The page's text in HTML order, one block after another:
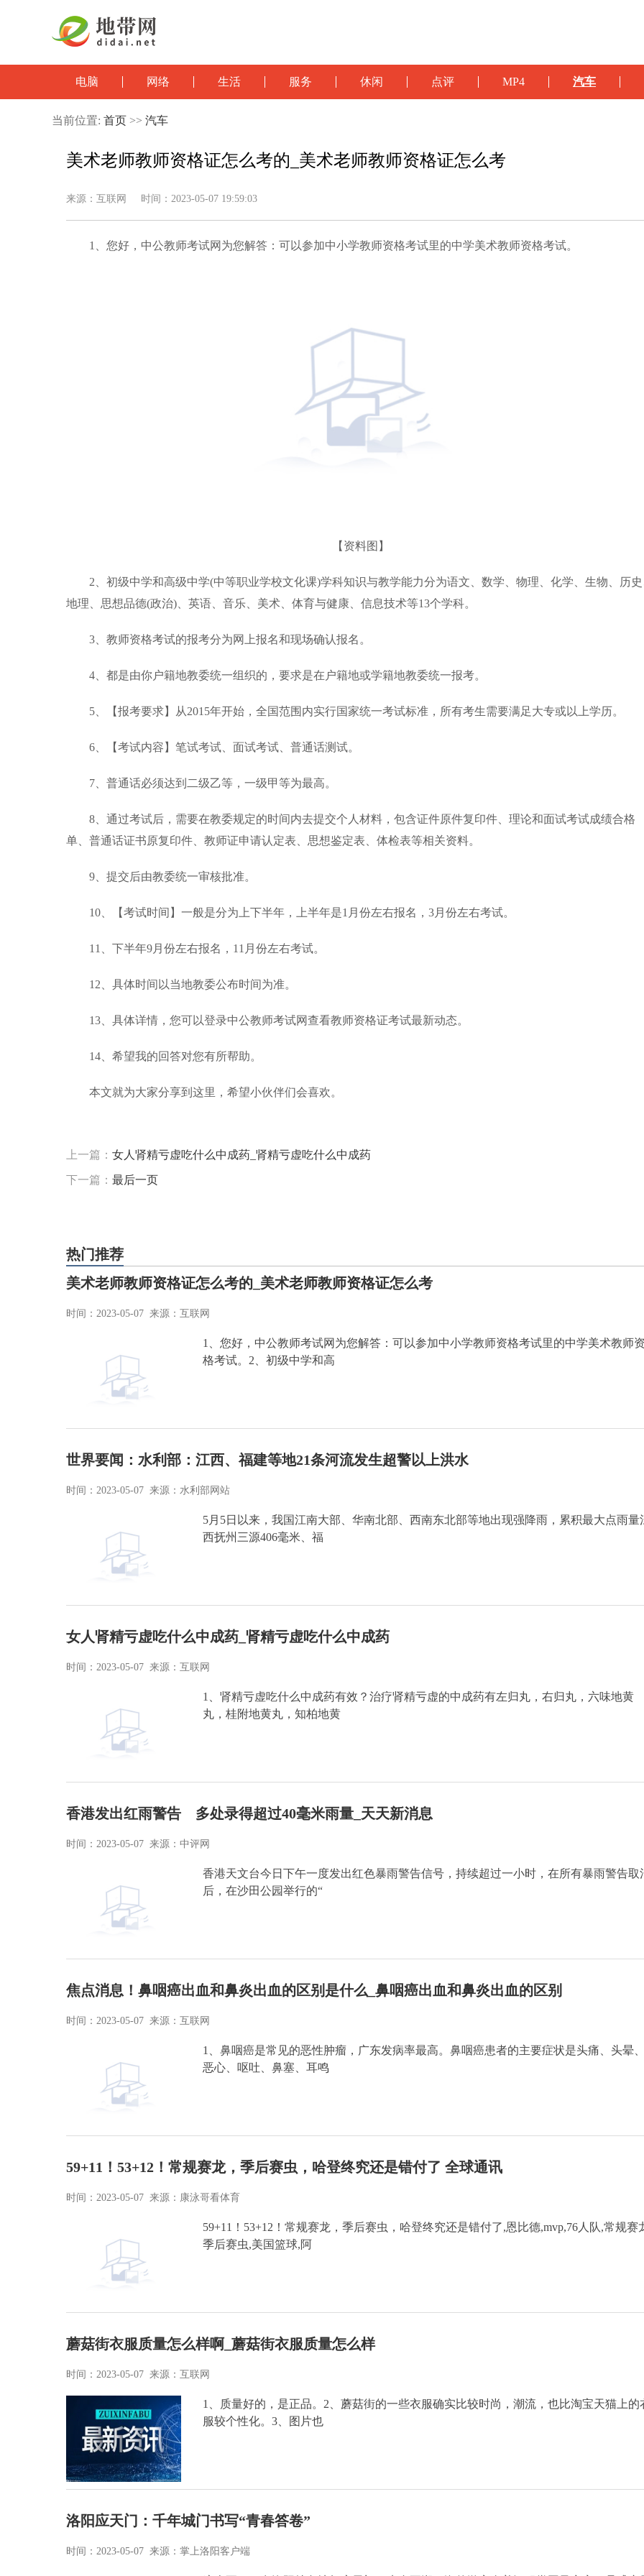
电脑 网络 生活 服务 休闲 点评 MP4 汽车
当前位置: 首页 >> 汽车
美术老师教师资格证怎么考的_美术老师教师资格证怎么考
来源：互联网 时间：2023-05-07 19:59:03
1、您好，中公教师考试网为您解答：可以参加中小学教师资格考试里的中学美术教师资格考试。
【资料图】
2、初级中学和高级中学(中等职业学校文化课)学科知识与教学能力分为语文、数学、物理、化学、生物、历
地理、思想品德(政治)、英语、音乐、美术、体育与健康、信息技术等13个学科。
3、教师资格考试的报考分为网上报名和现场确认报名。
4、都是由你户籍地教委统一组织的，要求是在户籍地或学籍地教委统一报考。
5、【报考要求】从2015年开始，全国范围内实行国家统一考试标准，所有考生需要满足大专或以上学历。
6、【考试内容】笔试考试、面试考试、普通话测试。
7、普通话必须达到二级乙等，一级甲等为最高。
8、通过考试后，需要在教委规定的时间内去提交个人材料，包含证件原件复印件、理论和面试考试成绩合格
单、普通话证书原复印件、教师证申请认定表、思想鉴定表、体检表等相关资料。
9、提交后由教委统一审核批准。
10、【考试时间】一般是分为上下半年，上半年是1月份左右报名，3月份左右考试。
11、下半年9月份左右报名，11月份左右考试。
12、具体时间以当地教委公布时间为准。
13、具体详情，您可以登录中公教师考试网查看教师资格证考试最新动态。
14、希望我的回答对您有所帮助。
本文就为大家分享到这里，希望小伙伴们会喜欢。
上一篇： 女人肾精亏虚吃什么中成药_肾精亏虚吃什么中成药
下一篇： 最后一页
热门推荐
美术老师教师资格证怎么考的_美术老师教师资格证怎么考
时间：2023-05-07 来源：互联网
1、您好，中公教师考试网为您解答：可以参加中小学教师资格考试里的中学美术教师
格考试。2、初级中学和高
世界要闻：水利部：江西、福建等地21条河流发生超警以上洪水
时间：2023-05-07 来源：水利部网站
5月5日以来，我国江南大部、华南北部、西南东北部等地出现强降雨，累积最大点雨量
西抚州三源406毫米、福
女人肾精亏虚吃什么中成药_肾精亏虚吃什么中成药
时间：2023-05-07 来源：互联网
1、肾精亏虚吃什么中成药有效？治疗肾精亏虚的中成药有左归丸，右归丸，六味地黄
丸，桂附地黄丸，知柏地黄
香港发出红雨警告 多处录得超过40毫米雨量_天天新消息
时间：2023-05-07 来源：中评网
香港天文台今日下午一度发出红色暴雨警告信号，持续超过一小时，在所有暴雨警告取
后，在沙田公园举行的“
焦点消息！鼻咽癌出血和鼻炎出血的区别是什么_鼻咽癌出血和鼻炎出血的区别
时间：2023-05-07 来源：互联网
1、鼻咽癌是常见的恶性肿瘤，广东发病率最高。鼻咽癌患者的主要症状是头痛、头晕
恶心、呕吐、鼻塞、耳鸣
59+11！53+12！常规赛龙，季后赛虫，哈登终究还是错付了 全球通讯
时间：2023-05-07 来源：康泳哥看体育
59+11！53+12！常规赛龙，季后赛虫，哈登终究还是错付了,恩比德,mvp,76人队,常规赛
季后赛虫,美国篮球,阿
蘑菇街衣服质量怎么样啊_蘑菇街衣服质量怎么样
时间：2023-05-07 来源：互联网
1、质量好的，是正品。2、蘑菇街的一些衣服确实比较时尚，潮流，也比淘宝天猫上的
服较个性化。3、图片也
洛阳应天门：千年城门书写“青春答卷”
时间：2023-05-07 来源：掌上洛阳客户端